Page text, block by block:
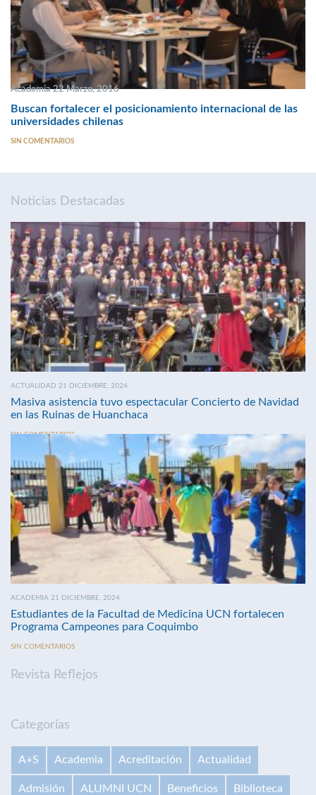
Academia 22 Marzo, 2016
Buscan fortalecer el posicionamiento internacional de las
universidades chilenas
SIN COMENTARIOS
Noticias Destacadas
ACTUALIDAD 21 DICIEMBRE, 2024
Masiva asistencia tuvo espectacular Concierto de Navidad
en las Ruinas de Huanchaca
SIN COMENTARIOS
ACADEMIA 21 DICIEMBRE, 2024
Estudiantes de la Facultad de Medicina UCN fortalecen
Programa Campeones para Coquimbo
SIN COMENTARIOS
Revista Reflejos
Categorías
A+S Academia Acreditación Actualidad
Admisión ALUMNI UCN Beneficios Biblioteca